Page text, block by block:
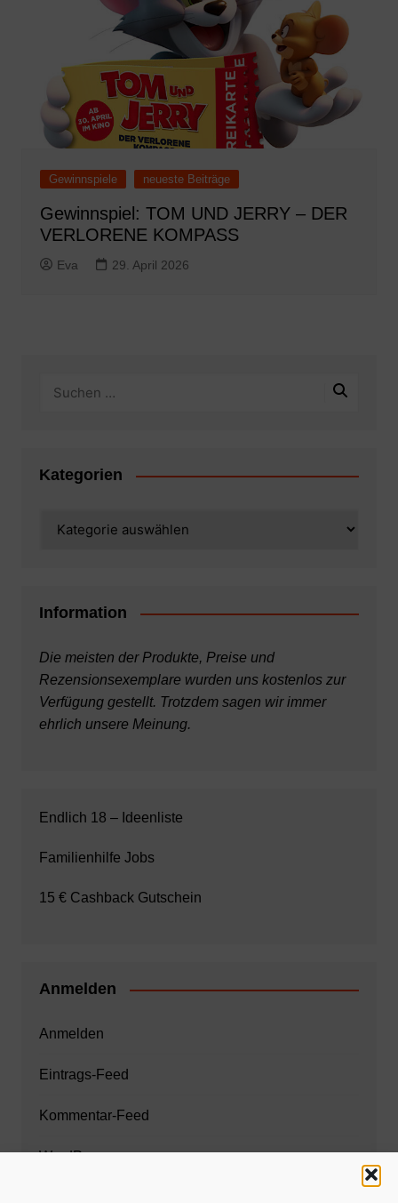
Gewinnspiele neueste Beiträge
Gewinnspiel: TOM UND JERRY – DER
VERLORENE KOMPASS
Eva 29. April 2026
Kategorien
Information
Die meisten der Produkte, Preise und
Rezensionsexemplare wurden uns kostenlos zur
Verfügung gestellt. Trotzdem sagen wir immer
ehrlich unsere Meinung.
Endlich 18 – Ideenliste
Familienhilfe Jobs
15 € Cashback Gutschein
Anmelden
Anmelden
Eintrags-Feed
Kommentar-Feed
WordPress.org